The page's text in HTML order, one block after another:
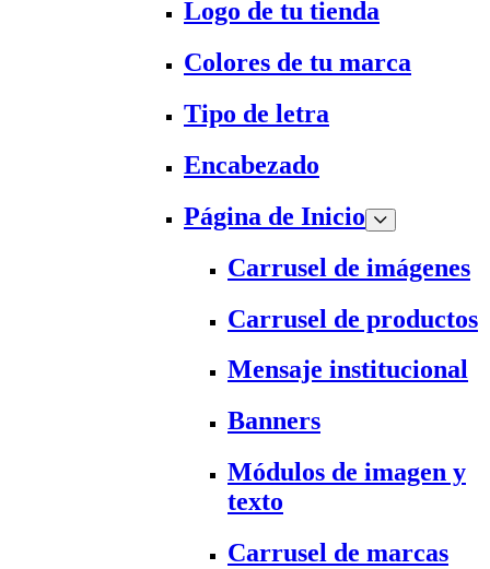
Logo de tu tienda
Colores de tu marca
Tipo de letra
Encabezado
Página de Inicio
Carrusel de imágenes
Carrusel de productos
Mensaje institucional
Banners
Módulos de imagen y
texto
Carrusel de marcas